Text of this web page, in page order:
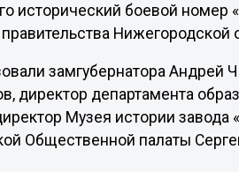
исторический боевой
Нижегородской
замгубернатора Андрей
директор департамента
Музея истории
Общественной палаты